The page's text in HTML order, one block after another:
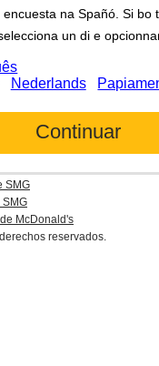
na Spañó. Si bo
un di e
Nederlands
SMG
McDonald's
derechos reservados.